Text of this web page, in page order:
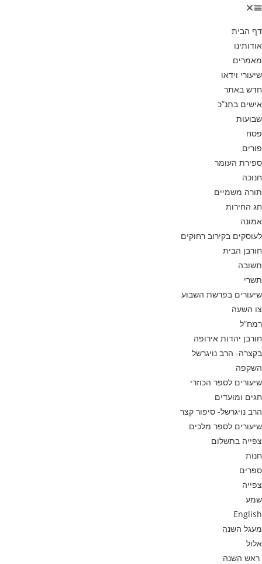
דף הבית
אודותינו
מאמרים
שיעורי וידאו
חדש באתר
אישים בתנ”כ
שבועות
פסח
פורים
ספירת העומר
חנוכה
תורה משמיים
חג החירות
אמונה
לעוסקים בקירוב רחוקים
חורבן הבית
תשובה
תשרי
שיעורים בפרשת השבוע
צו השעה
רמח”ל
חורבן יהדות אירופה
בקצרה- הרב נויגרשל
השקפה
שיעורים לספר הכוזרי
חגים ומועדים
הרב נויגרשל- סיפור קצר
שיעורים לספר מלכים
צפייה בתשלום
חנות
ספרים
צפייה
שמע
English
מעגל השנה
אלול
ראש השנה